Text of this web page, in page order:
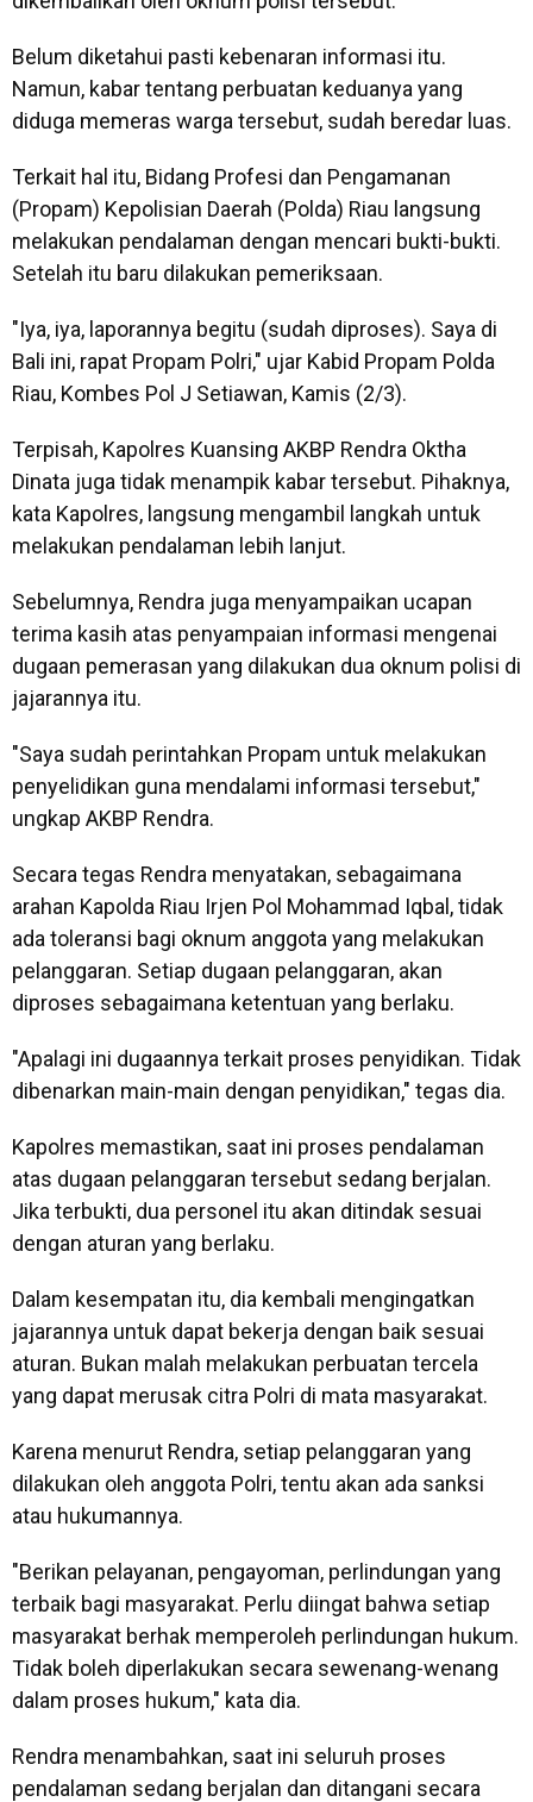
Belum diketahui pasti kebenaran informasi itu.
Namun, kabar tentang perbuatan keduanya yang
diduga memeras warga tersebut, sudah beredar luas.
Terkait hal itu, Bidang Profesi dan Pengamanan
(Propam) Kepolisian Daerah (Polda) Riau langsung
melakukan pendalaman dengan mencari bukti-bukti.
Setelah itu baru dilakukan pemeriksaan.
"Iya, iya, laporannya begitu (sudah diproses). Saya di
Bali ini, rapat Propam Polri," ujar Kabid Propam Polda
Riau, Kombes Pol J Setiawan, Kamis (2/3).
Terpisah, Kapolres Kuansing AKBP Rendra Oktha
Dinata juga tidak menampik kabar tersebut. Pihaknya,
kata Kapolres, langsung mengambil langkah untuk
melakukan pendalaman lebih lanjut.
Sebelumnya, Rendra juga menyampaikan ucapan
terima kasih atas penyampaian informasi mengenai
dugaan pemerasan yang dilakukan dua oknum polisi di
jajarannya itu.
"Saya sudah perintahkan Propam untuk melakukan
penyelidikan guna mendalami informasi tersebut,"
ungkap AKBP Rendra.
Secara tegas Rendra menyatakan, sebagaimana
arahan Kapolda Riau Irjen Pol Mohammad Iqbal, tidak
ada toleransi bagi oknum anggota yang melakukan
pelanggaran. Setiap dugaan pelanggaran, akan
diproses sebagaimana ketentuan yang berlaku.
"Apalagi ini dugaannya terkait proses penyidikan. Tidak
dibenarkan main-main dengan penyidikan," tegas dia.
Kapolres memastikan, saat ini proses pendalaman
atas dugaan pelanggaran tersebut sedang berjalan.
Jika terbukti, dua personel itu akan ditindak sesuai
dengan aturan yang berlaku.
Dalam kesempatan itu, dia kembali mengingatkan
jajarannya untuk dapat bekerja dengan baik sesuai
aturan. Bukan malah melakukan perbuatan tercela
yang dapat merusak citra Polri di mata masyarakat.
Karena menurut Rendra, setiap pelanggaran yang
dilakukan oleh anggota Polri, tentu akan ada sanksi
atau hukumannya.
"Berikan pelayanan, pengayoman, perlindungan yang
terbaik bagi masyarakat. Perlu diingat bahwa setiap
masyarakat berhak memperoleh perlindungan hukum.
Tidak boleh diperlakukan secara sewenang-wenang
dalam proses hukum," kata dia.
Rendra menambahkan, saat ini seluruh proses
pendalaman sedang berjalan dan ditangani secara